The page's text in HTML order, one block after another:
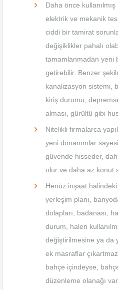
Daha önce kullanılmış
elektrik ve mekanik
ciddi bir tamirat
değişiklikler pahalı
tamamlanmadan yeni
getirebilir. Benzer
kanalizasyon sistemi,
kiriş durumu,
alması, gürültü gibi
Nitelikli firmalarca
yeni donanımlar
güvende hisseder,
olur ve daha az konut
Henüz inşaat halindeki
yerleşim planı,
dolapları, badanası,
durum, halen
değiştirilmesine ya da
ek masraflar
bahçe içindeyse,
düzenleme olanağı